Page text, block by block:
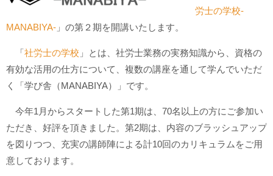
労士の学校-
MANABIYA- 」の第２期を開講いたします。
「社労士の学校 」とは、社労士業務の実務知識から、資格の
有効な活用の仕方について、複数の講座を通して学んでいただ
く「学び舎（MANABIYA）」です。
今年1月からスタートした第1期は、70名以上の方にご参加い
ただき、好評を頂きました。第2期は、内容のブラッシュアップ
を図りつつ、充実の講師陣による計10回のカリキュラムをご用
意しております。